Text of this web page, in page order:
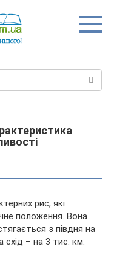
рис, які
положення. Вона
з півдня на
схід – на 3 тис. км.